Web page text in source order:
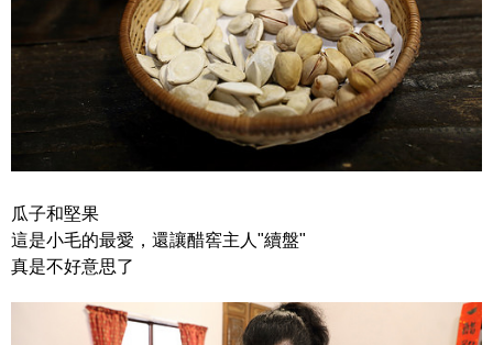
瓜子和堅果
這是小毛的最愛，還讓醋窖主人"續盤"
真是不好意思了